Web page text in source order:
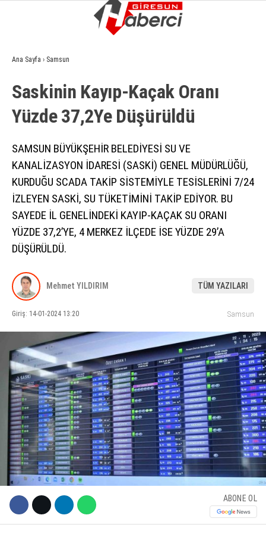
WhatsApp İhbar Hattı
Facebook
Instagram
Youtube
GÜNDEM
EKONOMI
SIYASET
ASAYIŞ
SPOR
YAŞAM
EĞITIM
KÜLTÜR SANAT
SERVISLER
Ana Sayfa › Samsun
Saski̇ni̇n Kayıp-Kaçak Oranı
Yüzde 37,2Ye Düşürüldü
SAMSUN BÜYÜKŞEHİR BELEDİYESİ SU VE
KANALİZASYON İDARESİ (SASKİ) GENEL MÜDÜRLÜĞÜ,
KURDUĞU SCADA TAKİP SİSTEMİYLE TESİSLERİNİ 7/24
İZLEYEN SASKİ, SU TÜKETİMİNİ TAKİP EDİYOR. BU
SAYEDE İL GENELİNDEKİ KAYIP-KAÇAK SU ORANI
YÜZDE 37,2’YE, 4 MERKEZ İLÇEDE İSE YÜZDE 29’A
DÜŞÜRÜLDÜ.
Mehmet YILDIRIM TÜM YAZILARI
Giriş: 14-01-2024 13:20 Samsun
ABONE OL